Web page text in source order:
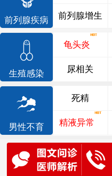
前列腺疾病 前列腺增生
生殖感染
龟头炎
尿相关
男性不育
死精
精液异常